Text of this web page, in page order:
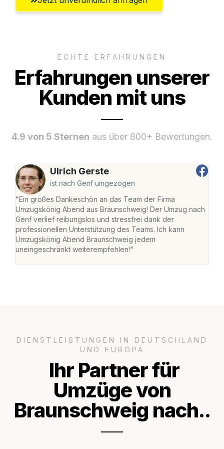
ECHTE ERFAHRUNGEN
Erfahrungen unserer
Kunden mit uns
4.9 von 5 Sternen aus über 800+ Bewertungen.
Ulrich Gerste
ist nach Genf umgezogen
"Ein großes Dankeschön an das Team der Firma
Umzugskönig Abend aus Braunschweig! Der Umzug nach
Genf verlief reibungslos und stressfrei dank der
professionellen Unterstützung des Teams. Ich kann
Umzugskönig Abend Braunschweig jedem
uneingeschränkt weiterempfehlen!"
DIENSTLEISTUNGEN IN DEUTSCHLAND
UND EUROPA
Ihr Partner für
Umzüge von
Braunschweig nach..